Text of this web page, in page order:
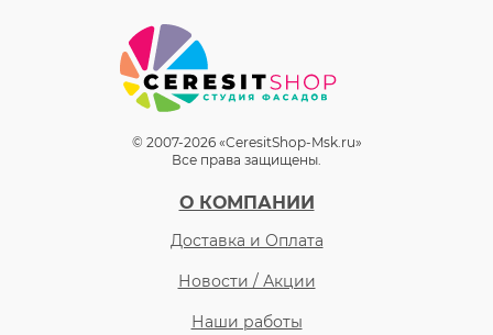
© 2007-2026 «CeresitShop-Msk.ru»
Все права защищены.
О КОМПАНИИ
Доставка и Оплата
Новости / Акции
Наши работы